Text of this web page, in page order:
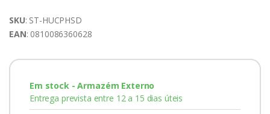
SKU: ST-HUCPHSD
EAN: 0810086360628
Em stock - Armazém Externo
Entrega prevista entre 12 a 15 dias úteis